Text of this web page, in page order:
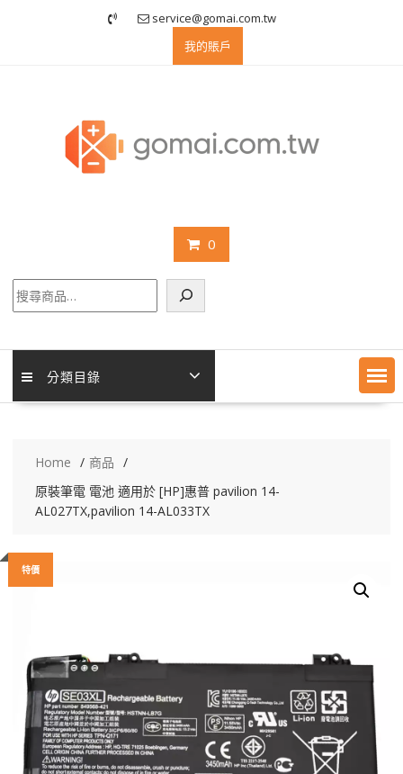
service@gomai.com.tw
我的賬戶
0
尋
分類目錄
Home
商品
原裝筆電 電池 適用於 [HP]惠普 pavilion 14-
AL027TX,pavilion 14-AL033TX
特價